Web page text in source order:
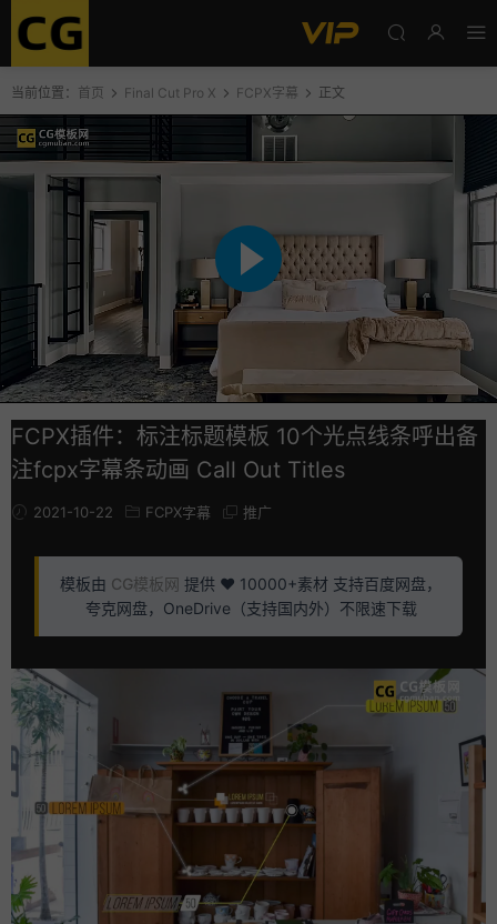
当前位置： 首页 Final Cut Pro X FCPX字幕 正文
FCPX插件：标注标题模板 10个光点线条呼出备
注fcpx字幕条动画 Call Out Titles
2021-10-22 FCPX字幕 推广
模板由 CG模板网 提供 ❤️ 10000+素材 支持百度网盘，
夸克网盘，OneDrive（支持国内外）不限速下载